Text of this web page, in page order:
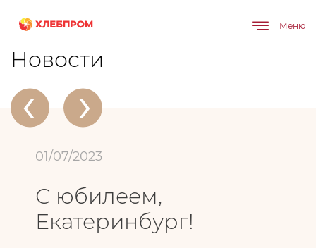
Меню
Главная О компании
Новости
‹ ›
01/07/2023
С юбилеем,
Екатеринбург!